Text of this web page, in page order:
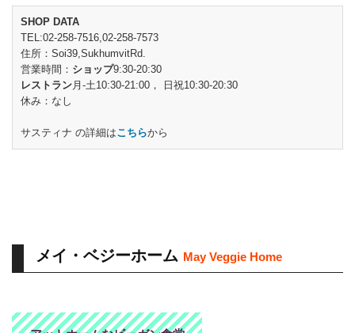
SHOP DATA
TEL:02-258-7516,02-258-7573
住所：Soi39,SukhumvitRd.
営業時間： ショップ9:30-20:30
レストラン月-土10:30-21:00， 日祝10:30-20:30
休み：なし
サスティナ の詳細はこちらから
メイ・ベジーホーム May Veggie Home